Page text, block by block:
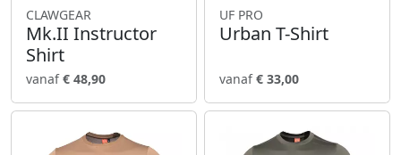
CLAWGEAR
Mk.II Instructor
Shirt
vanaf€ 48,90
UF PRO
Urban T-Shirt
vanaf€ 33,00